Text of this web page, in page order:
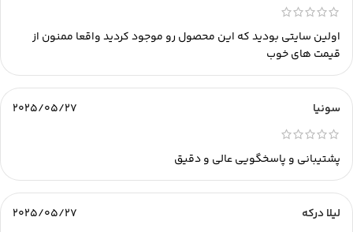
اولین سایتی بودید که این محصول رو موجود کردید واقعا ممنون از
قیمت های خوب
سونیا 2025/05/27
پشتیبانی و پاسخگویی عالی و دقیق
لیلا درکه 2025/05/27